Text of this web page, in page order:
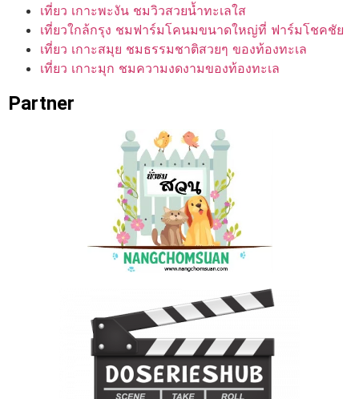
เที่ยว เกาะพะงัน ชมวิวสวยน้ำทะเลใส
เที่ยวใกล้กรุง ชมฟาร์มโคนมขนาดใหญ่ที่ ฟาร์มโชคชัย
เที่ยว เกาะสมุย ชมธรรมชาติสวยๆ ของท้องทะเล
เที่ยว เกาะมุก ชมความงดงามของท้องทะเล
Partner